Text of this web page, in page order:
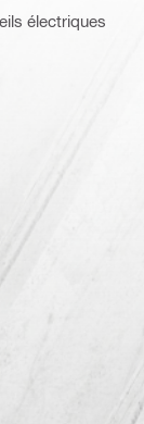
électriques